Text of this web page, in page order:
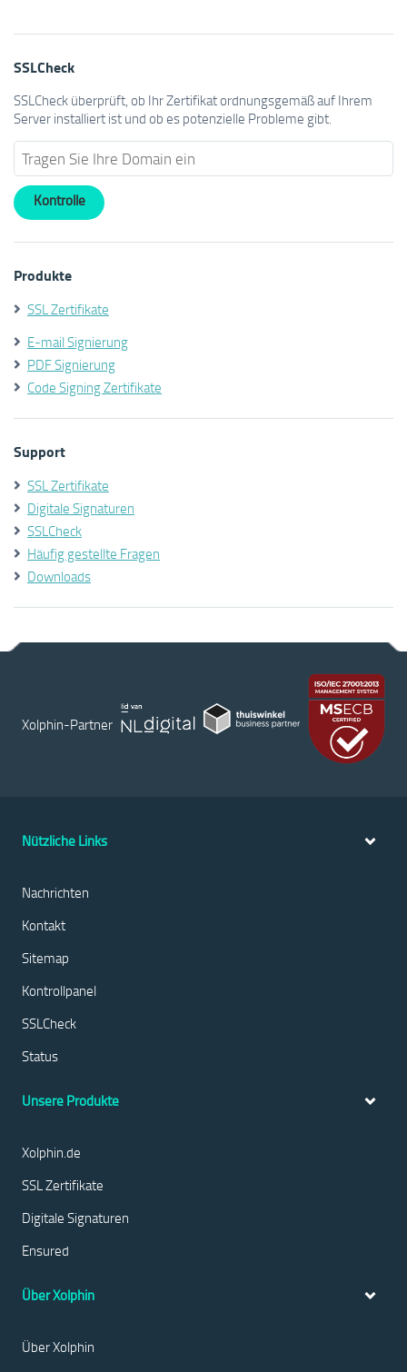
SSLCheck
SSLCheck überprüft, ob Ihr Zertifikat ordnungsgemäß auf Ihrem
Server installiert ist und ob es potenzielle Probleme gibt.
Produkte
SSL Zertifikate
E-mail Signierung
PDF Signierung
Code Signing Zertifikate
Support
SSL Zertifikate
Digitale Signaturen
SSLCheck
Häufig gestellte Fragen
Downloads
Xolphin-Partner
Nützliche Links
Nachrichten
Kontakt
Sitemap
Kontrollpanel
SSLCheck
Status
Unsere Produkte
Xolphin.de
SSL Zertifikate
Digitale Signaturen
Ensured
Über Xolphin
Über Xolphin